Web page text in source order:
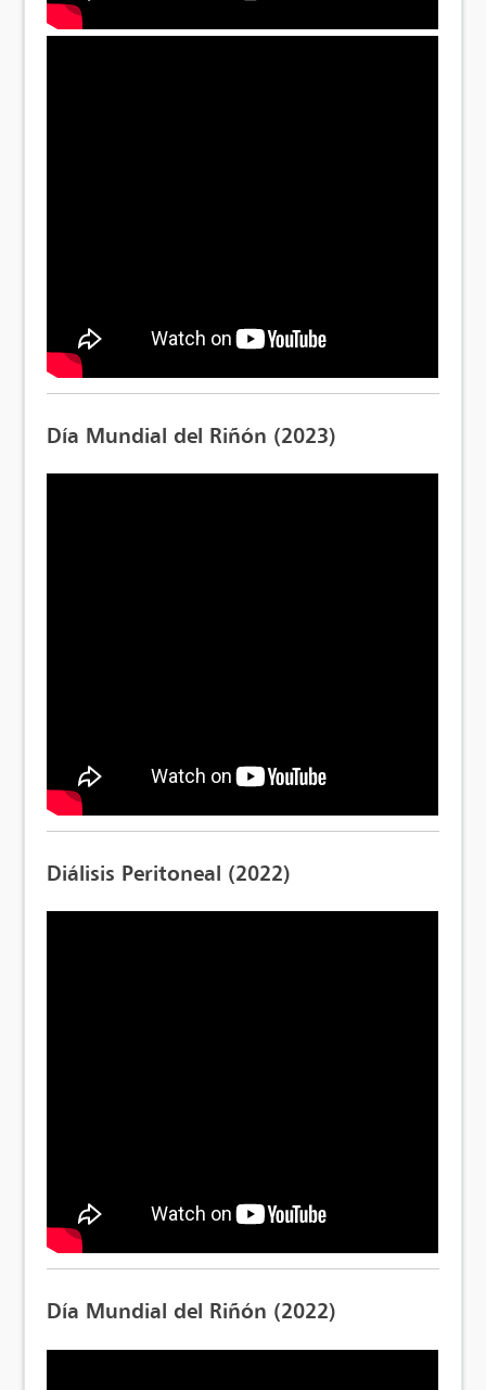
Día Mundial del Riñón (2023)
Diálisis Peritoneal (2022)
Día Mundial del Riñón (2022)